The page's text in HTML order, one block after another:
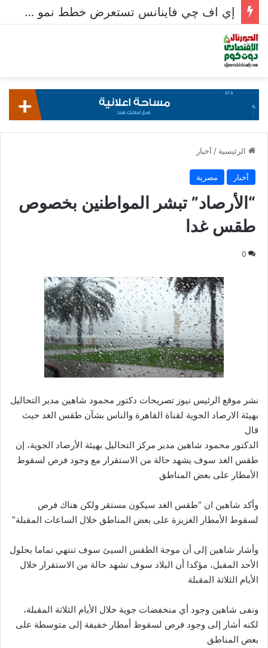
إي اف چي فاينانس تستعرض خطط نمو «بلد» لتعزيز حضورها في سوق تحويلات المصريين بالخارج
الرئيسية / أخبار
أخبار مصرية
“الأرصاد” تبشر المواطنين بخصوص
طقس غدا
0
نشر موقع الرئيس نيوز تصريحات دكتور محمود شاهين مدير التحاليل
بهيئة الارصاد الجوية لقناة القاهرة والناس بشآن طقس الغد حيث
قال
الدكتور محمود شاهين مدير مركز التحاليل بهيئة الأرصاد الجوية، إن
طقس الغد سوف يشهد حالة من الاستقرار مع وجود فرص لسقوط
الأمطار على بعض المناطق
وأكد شاهين ان “طقس الغد سيكون مستقر ولكن هناك فرص
لسقوط الأمطار الغزيزة على بعض المناطق خلال الساعات المقبلة”
وأشار شاهين إلى أن موجة الطقس السيئ سوف تنتهي تماما بحلول
الأحد المقبل، مؤكدا أن البلاد سوف تشهد حالة من الاستقرار خلال
الأيام الثلاثة المقبلة
ونفى شاهين وجود أي منخفضات جوية خلال الأيام الثلاثة المقبلة،
لكنه أشار إلى وجود فرص لسقوط أمطار خفيفة إلى متوسطة على
بعض المناطق